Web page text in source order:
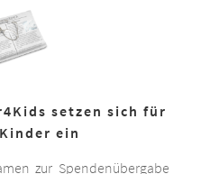
setzen sich für
ein
zur Spendenübergabe